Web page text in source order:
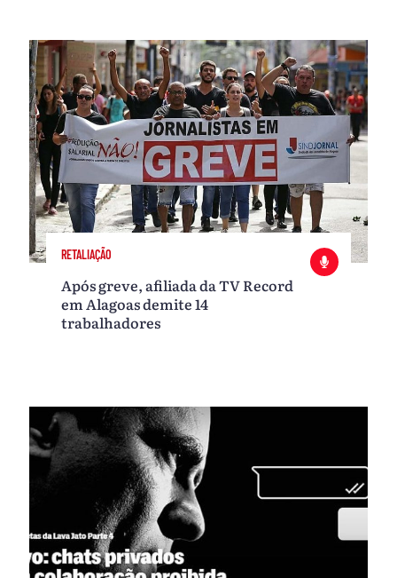
RETALIAÇÃO
Após greve, afiliada da TV Record
em Alagoas demite 14
trabalhadores